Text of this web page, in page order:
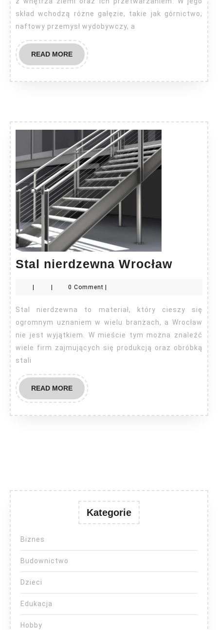
skład wchodzą różne gałęzie, takie jak górnictwo,
naftowy przemysł wydobywczy, a
READ MOREREAD
MORE
Stal nierdzewna WrocławStal
0 Comment
Stal nierdzewna to materiał, który cieszy się
ogromnym uznaniem w wielu branżach, a Wrocław
nie jest wyjątkiem. W mieście tym można znaleźć
wiele firm zajmujących się produkcją oraz obróbką
stali
READ MOREREAD
MORE
Kategorie
Biznes
Budownictwo
Dzieci
Edukacja
Hobby